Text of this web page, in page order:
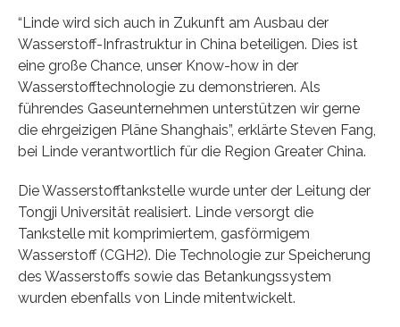
“Linde wird sich auch in Zukunft am Ausbau der
Wasserstoff-Infrastruktur in China beteiligen. Dies ist
eine große Chance, unser Know-how in der
Wasserstofftechnologie zu demonstrieren. Als
führendes Gaseunternehmen unterstützen wir gerne
die ehrgeizigen Pläne Shanghais”, erklärte Steven Fang,
bei Linde verantwortlich für die Region Greater China.
Die Wasserstofftankstelle wurde unter der Leitung der
Tongji Universität realisiert. Linde versorgt die
Tankstelle mit komprimiertem, gasförmigem
Wasserstoff (CGH2). Die Technologie zur Speicherung
des Wasserstoffs sowie das Betankungssystem
wurden ebenfalls von Linde mitentwickelt.